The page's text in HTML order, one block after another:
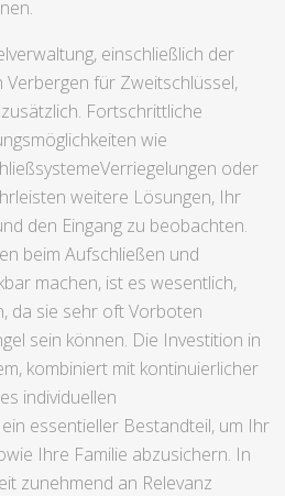
einschließlich der
Verbergen für Zweitschlüssel,
Fortschrittliche
wie
oder
weitere Lösungen, Ihr
den Eingang zu beobachten.
beim Aufschließen und
machen, ist es wesentlich,
da sie sehr oft Vorboten
sein können. Die Investition in
kombiniert mit kontinuierlicher
individuellen
essentieller Bestandteil, um Ihr
Ihre Familie abzusichern. In
zunehmend an Relevanz